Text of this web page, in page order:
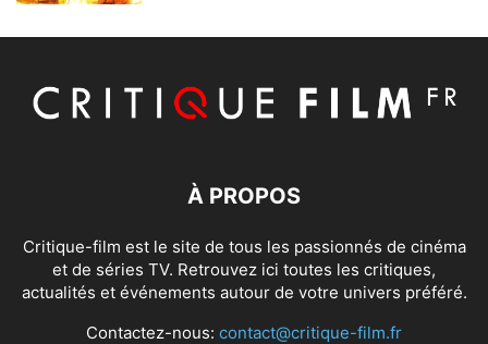
À PROPOS
Critique-film est le site de tous les passionnés de cinéma
et de séries TV. Retrouvez ici toutes les critiques,
actualités et événements autour de votre univers préféré.
Contactez-nous: contact@critique-film.fr